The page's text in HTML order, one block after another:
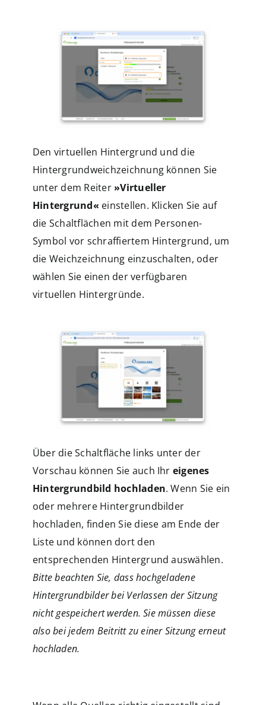
Den virtuellen Hintergrund und die
Hintergrundweichzeichnung können Sie
unter dem Reiter »Virtueller
Hintergrund« einstellen. Klicken Sie auf
die Schaltflächen mit dem Personen-
Symbol vor schraffiertem Hintergrund, um
die Weichzeichnung einzuschalten, oder
wählen Sie einen der verfügbaren
virtuellen Hintergründe.
Über die Schaltfläche links unter der
Vorschau können Sie auch Ihr eigenes
Hintergrundbild hochladen. Wenn Sie ein
oder mehrere Hintergrundbilder
hochladen, finden Sie diese am Ende der
Liste und können dort den
entsprechenden Hintergrund auswählen.
Bitte beachten Sie, dass hochgeladene
Hintergrundbilder bei Verlassen der Sitzung
nicht gespeichert werden. Sie müssen diese
also bei jedem Beitritt zu einer Sitzung erneut
hochladen.